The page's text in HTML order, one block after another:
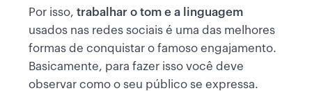
Por isso, trabalhar o tom e a linguagem
usados nas redes sociais é uma das melhores
formas de conquistar o famoso engajamento.
Basicamente, para fazer isso você deve
observar como o seu público se expressa.